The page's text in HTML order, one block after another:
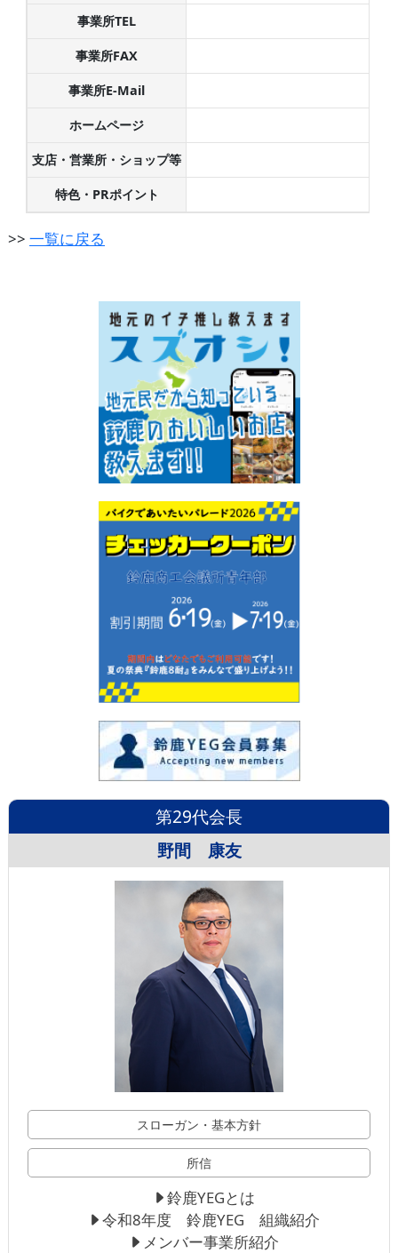
事業所TEL
事業所FAX
事業所E-Mail
ホームページ
支店・営業所・ショップ等
特色・PRポイント
>> 一覧に戻る
第29代会長
野間 康友
スローガン・基本方針
所信
鈴鹿YEGとは
令和8年度 鈴鹿YEG 組織紹介
メンバー事業所紹介